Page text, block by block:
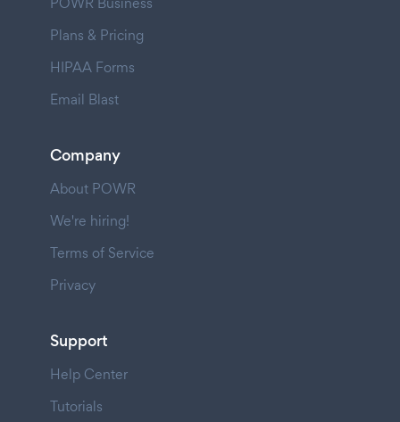
Plans & Pricing
HIPAA Forms
Email Blast
Company
About POWR
We're hiring!
Terms of Service
Privacy
Support
Help Center
Tutorials